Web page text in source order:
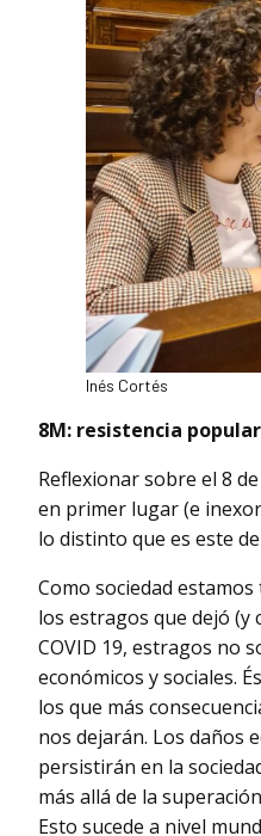
Inés Cortés
8M: resistencia popular
Reflexionar sobre el 8
en primer lugar (e
lo distinto que es este
Como sociedad
los estragos que dejó (y
COVID 19, estragos no
económicos y sociales.
los que más
nos dejarán. Los daños
persistirán en la
más allá de la
Esto sucede a nivel